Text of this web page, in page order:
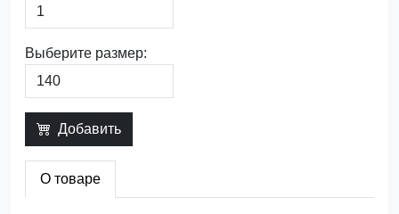
Выберите размер:
Добавить
О товаре